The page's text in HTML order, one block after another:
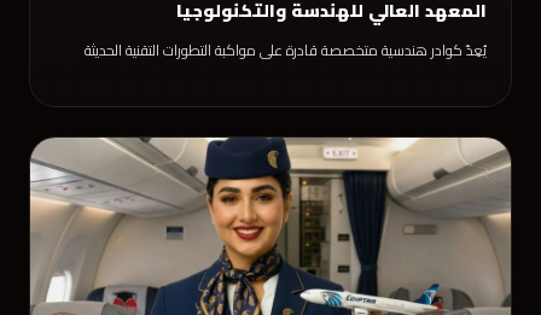
المعهد العالي للهندسة والتكنولوجيا
يُعِدّ كوادر هندسية متخصصة قادرة على مواكبة التطورات التقنية الحديثة